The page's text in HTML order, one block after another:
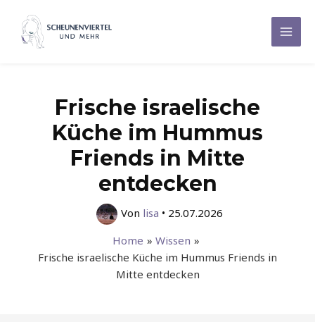
Inhalt
springen
Main
Frische israelische
Küche im Hummus
Friends in Mitte
entdecken
Von lisa • 25.07.2026
Home
Wissen
Frische israelische Küche im Hummus Friends in
Mitte entdecken